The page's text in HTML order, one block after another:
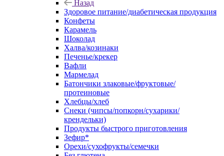
Назад
Здоровое питание/диабетическая продукция
Конфеты
Карамель
Шоколад
Халва/козинаки
Печенье/крекер
Вафли
Мармелад
Батончики злаковые/фруктовые/
протеиновые
Хлебцы/хлеб
Снеки (чипсы/попкорн/сухарики/
крендельки)
Продукты быстрого приготовления
Зефир*
Орехи/сухофрукты/семечки